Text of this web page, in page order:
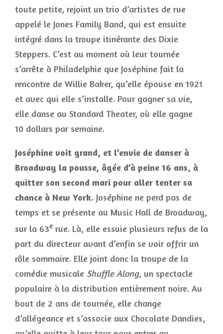
toute petite, rejoint un trio d’artistes de rue
appelé le Jones Family Band, qui est ensuite
intégré dans la troupe itinérante des Dixie
Steppers. C’est au moment où leur tournée
s’arrête à Philadelphie que Joséphine fait la
rencontre de Willie Baker, qu’elle épouse en 1921
et avec qui elle s’installe. Pour gagner sa vie,
elle danse au Standard Theater, où elle gagne
10 dollars par semaine.
Joséphine voit grand, et l’envie de danser à
Broadway la pousse, âgée d’à peine 16 ans, à
quitter son second mari pour aller tenter sa
chance à New York. Joséphine ne perd pas de
temps et se présente au Music Hall de Broadway,
sur la 63e rue. Là, elle essuie plusieurs refus de la
part du directeur avant d’enfin se voir offrir un
rôle sommaire. Elle joint donc la troupe de la
comédie musicale Shuffle Along, un spectacle
populaire à la distribution entièrement noire. Au
bout de 2 ans de tournée, elle change
d’allégeance et s’associe aux Chocolate Dandies,